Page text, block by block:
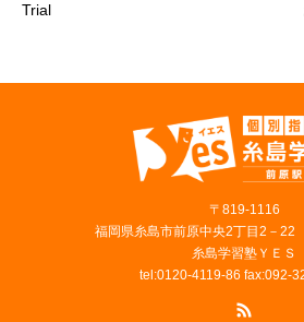
Trial
〒819‐1116
福岡県糸島市前原中央2丁目2－
糸島学習塾ＹＥＳ
tel:0120-4119-86 fax:092-